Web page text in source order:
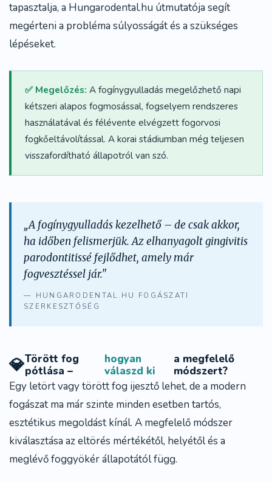
tapasztalja, a Hungarodental.hu útmutatója segít
megérteni a probléma súlyosságát és a szükséges
lépéseket.
✅ Megelőzés: A fogínygyulladás megelőzhető napi
kétszeri alapos fogmosással, fogselyem rendszeres
használatával és félévente elvégzett fogorvosi
fogkőeltávolítással. A korai stádiumban még teljesen
visszafordítható állapotról van szó.
„A fogínygyulladás kezelhető – de csak akkor,
ha időben felismerjük. Az elhanyagolt gingivitis
parodontitissé fejlődhet, amely már
fogvesztéssel jár."
— HUNGARODENTAL.HU FOGÁSZATI
SZERKESZTŐSÉG
💎Törött fog
pótlása –
hogyan
válaszd ki
a megfelelő
módszert?
Egy letört vagy törött fog ijesztő lehet, de a modern
fogászat ma már szinte minden esetben tartós,
esztétikus megoldást kínál. A megfelelő módszer
kiválasztása az eltörés mértékétől, helyétől és a
meglévő foggyökér állapotától függ.